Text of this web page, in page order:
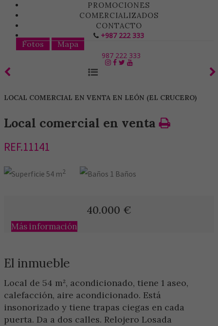
PROMOCIONES
COMERCIALIZADOS
CONTACTO
+987 222 333
987 222 333
Fotos Mapa
LOCAL COMERCIAL EN VENTA EN LEÓN (EL CRUCERO)
Local comercial en venta
REF.11141
54 m2 1 Baños
40.000 €
Más información
El inmueble
Local de 54 m², acondicionado, tiene 1 aseo,
calefacción, aire acondicionado. Está
insonorizado y tiene trapas ciegas en cada
puerta. Da a dos calles. Relojero Losada